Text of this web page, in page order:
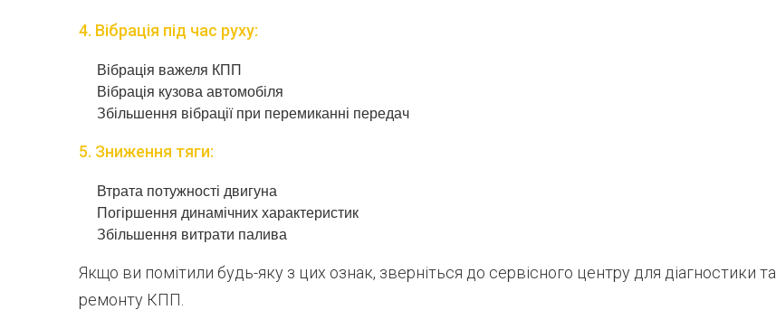
4. Вібрація під час руху:
Вібрація важеля КПП
Вібрація кузова автомобіля
Збільшення вібрації при перемиканні передач
5. Зниження тяги:
Втрата потужності двигуна
Погіршення динамічних характеристик
Збільшення витрати палива
Якщо ви помітили будь-яку з цих ознак, зверніться до сервісного центру для діагностики та
ремонту КПП.